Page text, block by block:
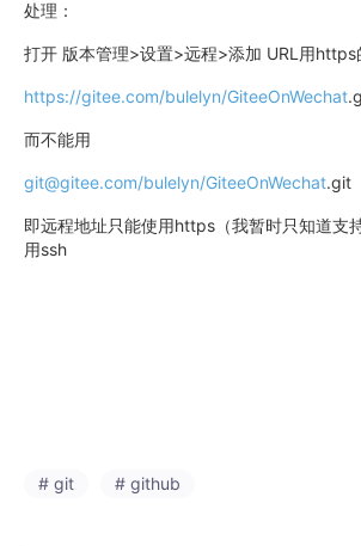
处理：
打开 版本管理>设置>远程>添加 URL用https
https://gitee.com/bulelyn/GiteeOnWechat
而不能用
git@gitee.com/bulelyn/GiteeOnWechat.git
即远程地址只能使用https（我暂时只知道支
用ssh
# git # github